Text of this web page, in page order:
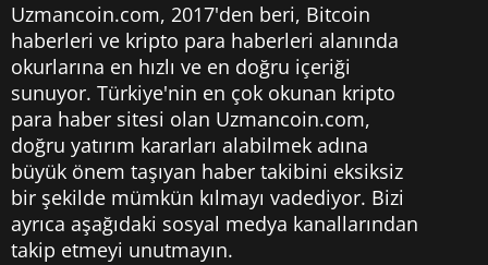
Uzmancoin.com, 2017'den beri, Bitcoin
haberleri ve kripto para haberleri alanında
okurlarına en hızlı ve en doğru içeriği
sunuyor. Türkiye'nin en çok okunan kripto
para haber sitesi olan Uzmancoin.com,
doğru yatırım kararları alabilmek adına
büyük önem taşıyan haber takibini eksiksiz
bir şekilde mümkün kılmayı vadediyor. Bizi
ayrıca aşağıdaki sosyal medya kanallarından
takip etmeyi unutmayın.